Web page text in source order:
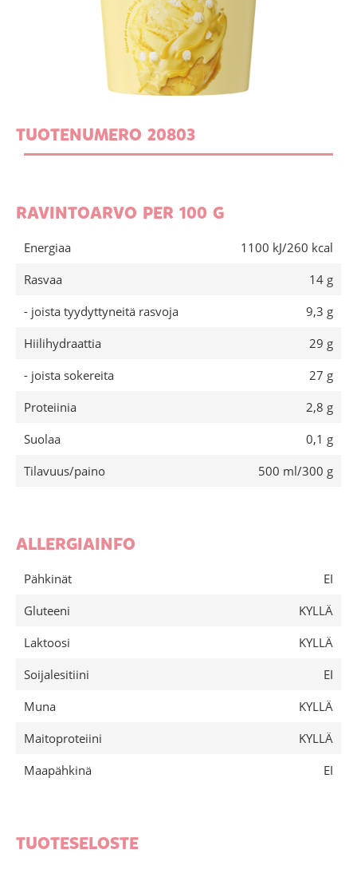
TUOTENUMERO 20803
RAVINTOARVO PER 100 G
Energiaa
1100 kJ/260 kcal
Rasvaa
14 g
- joista tyydyttyneitä rasvoja
9,3 g
Hiilihydraattia
29 g
- joista sokereita
27 g
Proteiinia
2,8 g
Suolaa
0,1 g
Tilavuus/paino
500 ml/300 g
ALLERGIAINFO
Pähkinät
EI
Gluteeni
KYLLÄ
Laktoosi
KYLLÄ
Soijalesitiini
EI
Muna
KYLLÄ
Maitoproteiini
KYLLÄ
Maapähkinä
EI
TUOTESELOSTE